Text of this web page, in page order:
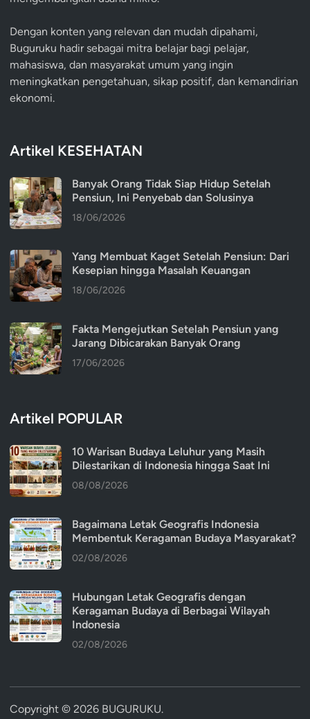
Dengan konten yang relevan dan mudah dipahami,
Buguruku hadir sebagai mitra belajar bagi pelajar,
mahasiswa, dan masyarakat umum yang ingin
meningkatkan pengetahuan, sikap positif, dan kemandirian
ekonomi.
Artikel KESEHATAN
Banyak Orang Tidak Siap Hidup Setelah
Pensiun, Ini Penyebab dan Solusinya
18/06/2026
Yang Membuat Kaget Setelah Pensiun: Dari
Kesepian hingga Masalah Keuangan
18/06/2026
Fakta Mengejutkan Setelah Pensiun yang
Jarang Dibicarakan Banyak Orang
17/06/2026
Artikel POPULAR
10 Warisan Budaya Leluhur yang Masih
Dilestarikan di Indonesia hingga Saat Ini
08/08/2026
Bagaimana Letak Geografis Indonesia
Membentuk Keragaman Budaya Masyarakat?
02/08/2026
Hubungan Letak Geografis dengan
Keragaman Budaya di Berbagai Wilayah
Indonesia
02/08/2026
Copyright © 2026 BUGURUKU.